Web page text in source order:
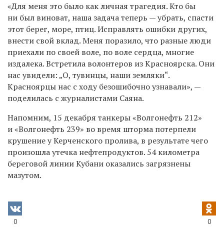
«Для меня это было как личная трагедия. Кто бы
ни был виноват, наша задача теперь — убрать, спасти
этот берег, море, птиц. Исправлять ошибки других,
внести свой вклад. Меня поразило, что разные люди
приехали по своей воле, по воле сердца, многие
издалека. Встретила волонтеров из Красноярска. Они
нас увидели: „О, тувинцы, наши земляки“.
Красноярцы нас с ходу безошибочно узнавали», —
поделилась с журналистами Саяна.
Напомним, 15 декабря танкеры «Волгонефть 212»
и «Волгонефть 239» во время шторма потерпели
крушение у Керченского пролива, в результате чего
произошла утечка нефтепродуктов. 54 километра
береговой линии Кубани оказались загрязнены
мазутом.
0 0